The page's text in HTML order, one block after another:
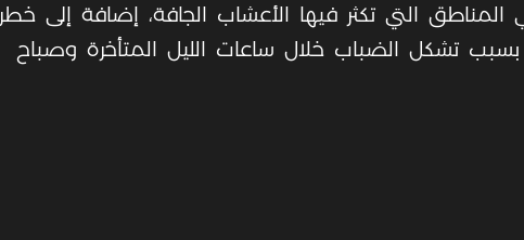
التي تكثر فيها الأعشاب الجافة، إضافة إلى خطر
تشكل الضباب خلال ساعات الليل المتأخرة وصباح